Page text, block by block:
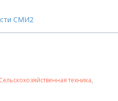
СМИ2
Сельскохозяйственная техника,